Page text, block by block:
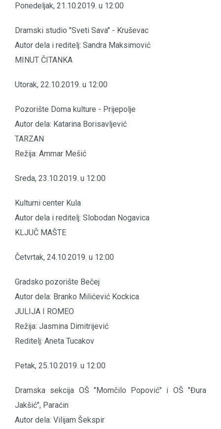
Ponedeljak, 21.10.2019. u 12:00
Dramski studio "Sveti Sava" - Kruševac
Autor dela i reditelj: Sandra Maksimović
MINUT ČITANKA
Utorak, 22.10.2019. u 12:00
Pozorište Doma kulture - Prijepolje
Autor dela: Katarina Borisavljević
TARZAN
Režija: Ammar Mešić
Sreda, 23.10.2019. u 12:00
Kulturni center Kula
Autor dela i reditelj: Slobodan Nogavica
KLJUČ MAŠTE
Četvrtak, 24.10.2019. u 12:00
Gradsko pozorište Bečej
Autor dela: Branko Milićević Kockica
JULIJA I ROMEO
Režija: Jasmina Dimitrijević
Reditelj: Aneta Tucakov
Petak, 25.10.2019. u 12:00
Dramska sekcija OŠ "Momčilo Popović" i OŠ "Đura
Jakšić", Paraćin
Autor dela: Vilijam Šekspir